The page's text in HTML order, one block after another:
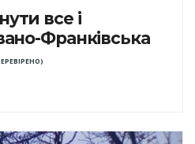
все і
Франківська